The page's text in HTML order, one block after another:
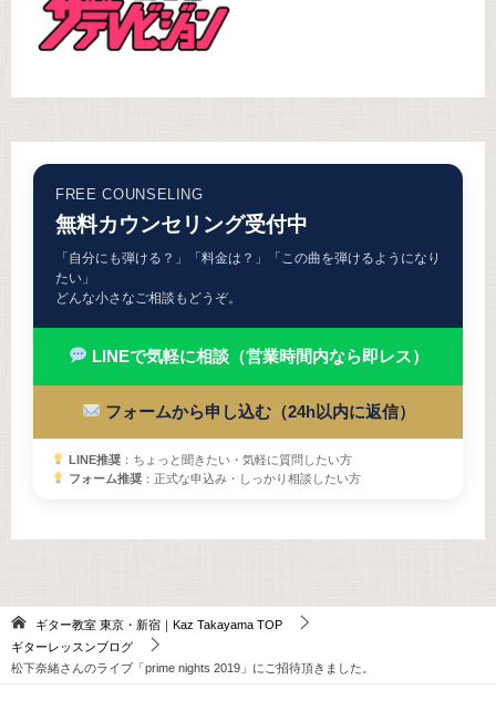
FREE COUNSELING
無料カウンセリング受付中
「自分にも弾ける？」「料金は？」「この曲を弾けるようになり
たい」
どんな小さなご相談もどうぞ。
LINEで気軽に相談（営業時間内なら即レス）
フォームから申し込む（24h以内に返信）
LINE推奨：ちょっと聞きたい・気軽に質問したい方
フォーム推奨：正式な申込み・しっかり相談したい方
ギター教室 東京・新宿｜Kaz Takayama TOP
ギターレッスンブログ
松下奈緒さんのライブ「prime nights 2019」にご招待頂きました。